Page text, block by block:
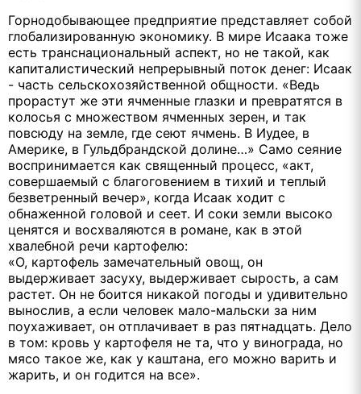
Горнодобывающее предприятие представляет собой
глобализированную экономику. В мире Исаака тоже
есть транснациональный аспект, но не такой, как
капиталистический непрерывный поток денег: Исаак
- часть сельскохозяйственной общности. «Ведь
прорастут же эти ячменные глазки и превратятся в
колосья с множеством ячменных зерен, и так
повсюду на земле, где сеют ячмень. В Иудее, в
Америке, в Гульдбрандской долине…» Само сеяние
воспринимается как священный процесс, «акт,
совершаемый с благоговением в тихий и теплый
безветренный вечер», когда Исаак ходит с
обнаженной головой и сеет. И соки земли высоко
ценятся и восхваляются в романе, как в этой
хвалебной речи картофелю:
«О, картофель замечательный овощ, он
выдерживает засуху, выдерживает сырость, а сам
растет. Он не боится никакой погоды и удивительно
вынослив, а если человек мало-мальски за ним
поухаживает, он отплачивает в раз пятнадцать. Дело
в том: кровь у картофеля не та, что у винограда, но
мясо такое же, как у каштана, его можно варить и
жарить, и он годится на все».